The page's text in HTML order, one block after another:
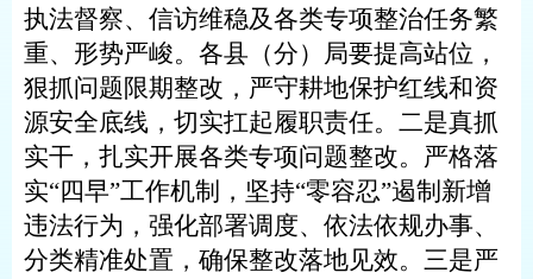
执法督察、信访维稳及各类专项整治任务繁
重、形势严峻。各县（分）局要提高站位，
狠抓问题限期整改，严守耕地保护红线和资
源安全底线，切实扛起履职责任。 二是真抓
实干，扎实开展各类专项问题整改。严格落
实“四早”工作机制，坚持“零容忍”遏制新增
违法行为，强化部署调度、依法依规办事、
分类精准处置，确保整改落地见效。三是严